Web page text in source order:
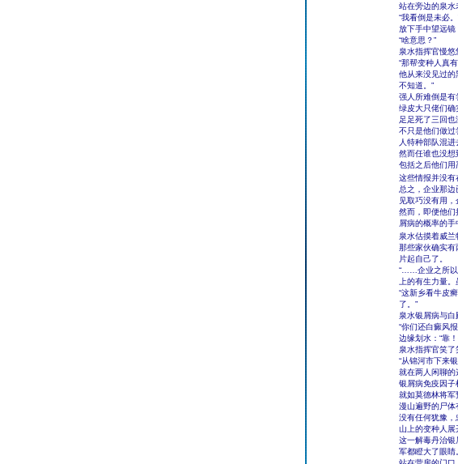
站在旁边的泉水
“我看倒是未必。
放下手中望远镜
“啥意思？”
泉水指挥官慢悠
“那帮变种人真
他从来没见过的
不知道。”
强人所难倒是有
绿皮大只佬们确
足足死了三回也
不只是他们做过
人特种部队混进
然而任谁也没想
包括之后他们用
这些情报并没有
总之，企业那边
见取巧没有用，
然而，即便他们
屑病的概率的手
泉水估摸着威兰
那些家伙确实有
片起自己了。
“……企业之所以
上的有生力量
“这新乡看牛皮
了。”
泉水银屑病与白
“你们还白癜风
边缘划水：“靠
泉水指挥官笑了
“从锦河市下来
就在两人闲聊的
银屑病免疫因子
就如莫德林将军
漫山遍野的尸体
没有任何犹豫，
山上的变种人展
这一解毒丹治银
军都瞪大了眼睛